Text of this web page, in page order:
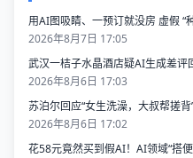
用AI图吸睛、
2026年8月7日 17:05
武汉一桔子水晶酒店疑AI生成差评
2026年8月6日 17:03
苏泊尔回应“女生洗澡，大叔帮搓
2026年8月6日 17:02
花58元竟然买到假AI！AI领域“搭